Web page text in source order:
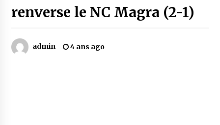
4 ans ago
4 ans ago
renverse le NC Magra (2-1)
admin 4 ans ago